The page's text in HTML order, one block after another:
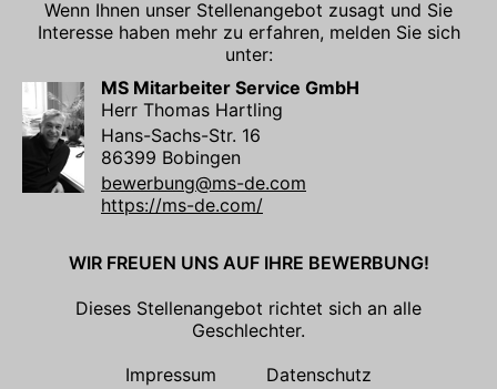
Wenn Ihnen unser Stellenangebot zusagt und Sie
Interesse haben mehr zu erfahren, melden Sie sich
unter:
MS Mitarbeiter Service GmbH
Herr Thomas Hartling
Hans-Sachs-Str. 16
86399 Bobingen
bewerbung@ms-de.com
https://ms-de.com/
WIR FREUEN UNS AUF IHRE BEWERBUNG!
Dieses Stellenangebot richtet sich an alle
Geschlechter.
Impressum
Datenschutz